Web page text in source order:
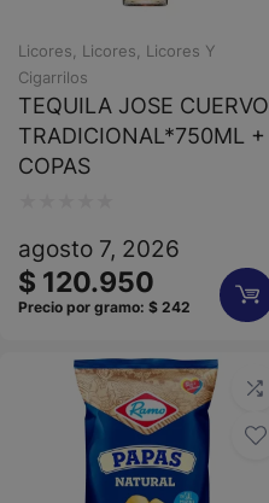
Licores Licores
Licores Y
Cigarrilos
TEQUILA JOSE CUERVO
TRADICIONAL*750ML +
COPAS
con
0
agosto 7, 2026
$ 120.950
Precio por gramo: $242